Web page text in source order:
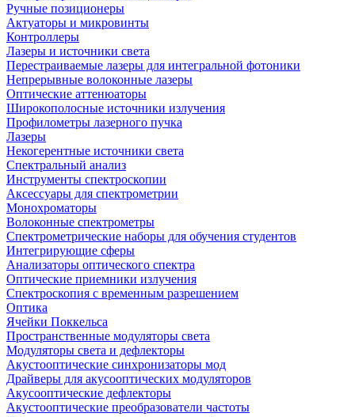
Ручные позиционеры
Актуаторы и микровинты
Контроллеры
Лазеры и источники света
Перестраиваемые лазеры для интегральной фотоники
Непрерывные волоконные лазеры
Оптические аттенюаторы
Широкополосные источники излучения
Профилометры лазерного пучка
Лазеры
Некогерентные источники света
Спектральный анализ
Инструменты спектроскопии
Аксессуары для спектрометрии
Монохроматоры
Волоконные спектрометры
Спектрометрические наборы для обучения студентов
Интегрирующие сферы
Анализаторы оптического спектра
Оптические приемники излучения
Спектроскопия с временным разрешением
Оптика
Ячейки Поккельса
Пространственные модуляторы света
Модуляторы света и дефлекторы
Акустооптические синхронизаторы мод
Драйверы для акусооптических модуляторов
Акусооптические дефлекторы
Акустооптические преобразователи частоты